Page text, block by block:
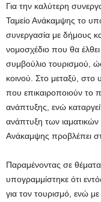
Για την καλύτερη
Ταμείο Ανάκαμψης το
συνεργασία με δήμους
νομοσχέδιο που θα
συμβούλιο τουρισμού,
κοινού. Στο μεταξύ, στο
που επικαιροποιούν το
ανάπτυξης, ενώ
ανάπτυξη των
Ανάκαμψης προβλέπει
Παραμένοντας σε θέματα
υπογραμμίστηκε ότι
για τον τουρισμό, ενώ